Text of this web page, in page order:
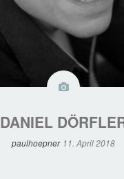
DANIEL
paulhoepner 11. April 2018